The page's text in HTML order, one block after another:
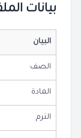
بيانات
البيان
الصف
المادة
الترم